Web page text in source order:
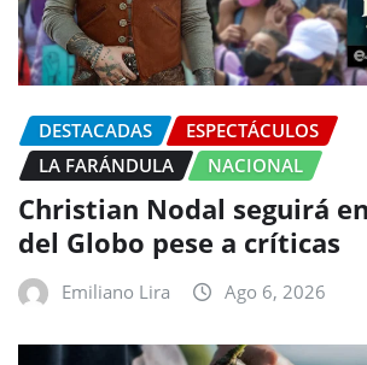
DESTACADAS
ESPECTÁCULOS
LA FARÁNDULA
NACIONAL
Christian Nodal seguirá
del Globo pese a críticas
Emiliano Lira Ago 6, 2026